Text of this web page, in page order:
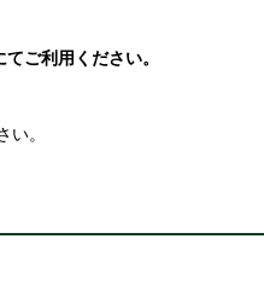
ご利用ください。
。